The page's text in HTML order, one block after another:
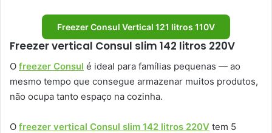
Freezer Consul Vertical 121 litros 110V
Freezer vertical Consul slim 142 litros 220V
O freezer Consul é ideal para famílias pequenas — ao
mesmo tempo que consegue armazenar muitos produtos,
não ocupa tanto espaço na cozinha.
O freezer vertical Consul slim 142 litros 220V tem 5